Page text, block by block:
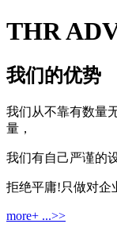
THR
我们的优势
我们从不靠有数量
量，
我们有自己严谨的
拒绝平庸!只做对企
more+ ...>>